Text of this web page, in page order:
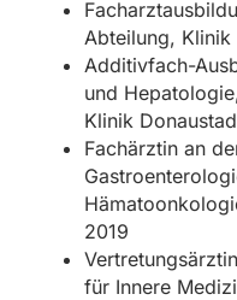
Abteilung,
Additivfach-
und
Klinik
Fachärztin an
2019
für Innere